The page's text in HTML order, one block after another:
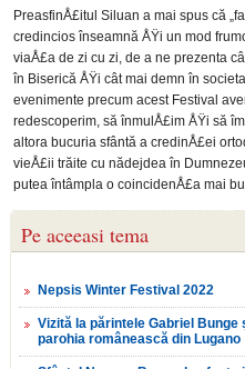
Pe aceeasi tema
Nepsis Winter Festival 2022
Vizită la părintele Gabriel Bunge
parohia românească din Lugano
PreasfinÅ£itul Siluan a mai spus că
credincios înseamnă ÅŸi un mod
viaÅ£a de zi cu zi, de a ne prezenta
în Biserică ÅŸi cât mai demn în
evenimente precum acest Festival
redescoperim, să înmulÅ£im ÅŸi să
altora bucuria sfântă a credinÅ£ei
vieÅ£ii trăite cu nădejdea în
putea întâmpla o coincidenÅ£a mai